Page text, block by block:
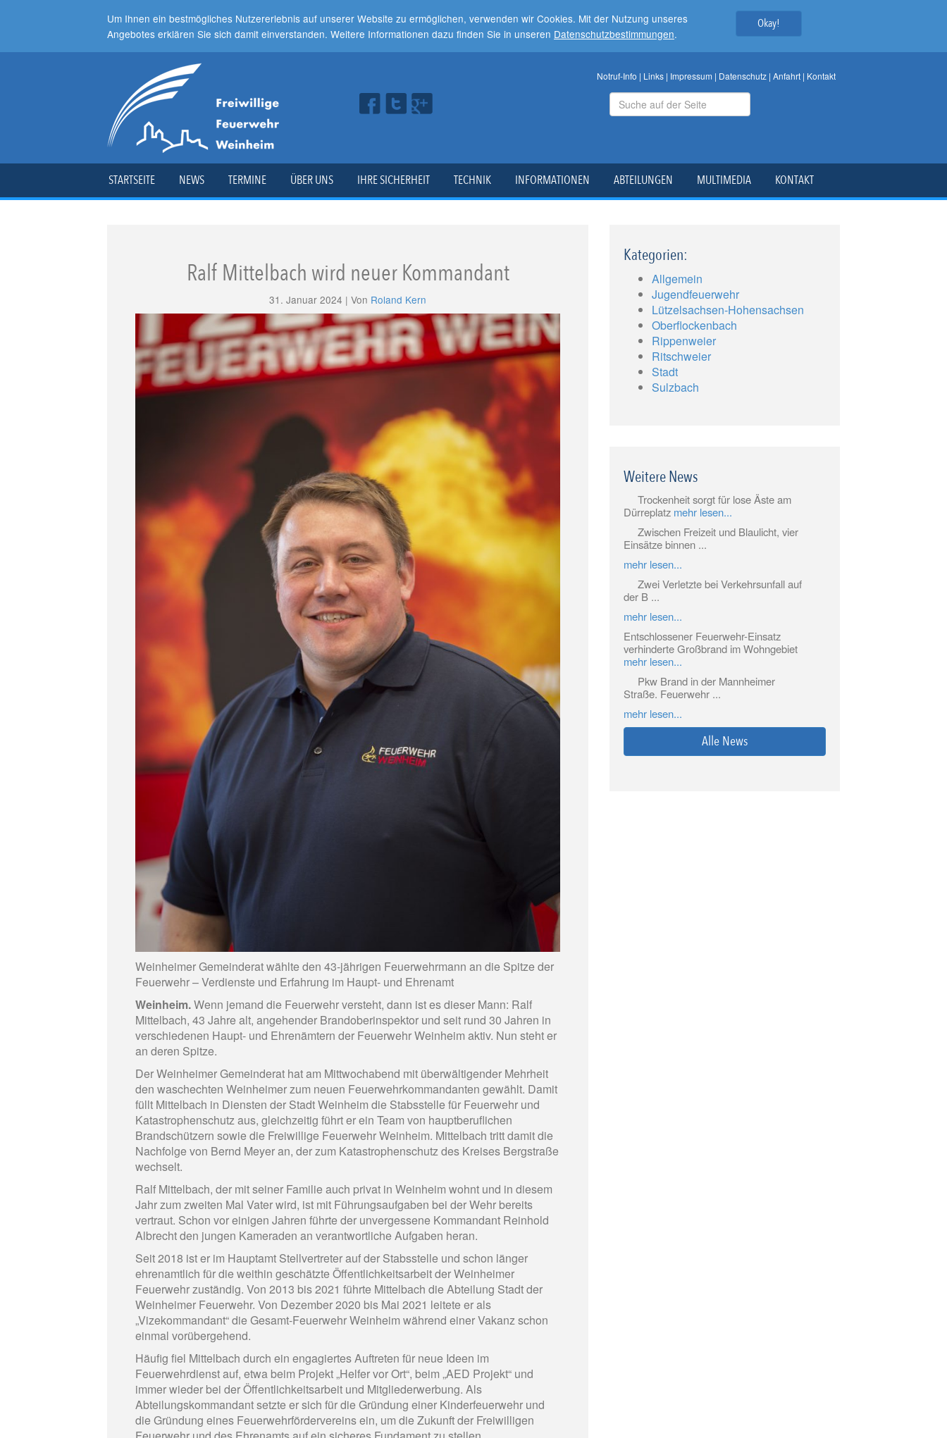
Um Ihnen ein bestmögliches Nutzererlebnis auf unserer Website zu ermöglichen, verwenden wir Cookies. Mit der Nutzung unseres
Angebotes erklären Sie sich damit einverstanden. Weitere Informationen dazu finden Sie in unseren Datenschutzbestimmungen.
Okay!
Notruf-Info | Links| Impressum | Datenschutz| Anfahrt| Kontakt
STARTSEITE NEWS TERMINE ÜBER UNS IHRE SICHERHEIT TECHNIK INFORMATIONEN ABTEILUNGEN MULTIMEDIA KONTAKT
Ralf Mittelbach wird neuer Kommandant
31. Januar 2024 | Von Roland Kern
Weinheimer Gemeinderat wählte den 43-jährigen Feuerwehrmann an die Spitze der
Feuerwehr – Verdienste und Erfahrung im Haupt- und Ehrenamt
Weinheim.Wenn jemand die Feuerwehr versteht, dann ist es dieser Mann: Ralf
Mittelbach, 43 Jahre alt, angehender Brandoberinspektor und seit rund 30 Jahren in
verschiedenen Haupt- und Ehrenämtern der Feuerwehr Weinheim aktiv. Nun steht er
an deren Spitze.
Der Weinheimer Gemeinderat hat am Mittwochabend mit überwältigender Mehrheit
den waschechten Weinheimer zum neuen Feuerwehrkommandanten gewählt. Damit
füllt Mittelbach in Diensten der Stadt Weinheim die Stabsstelle für Feuerwehr und
Katastrophenschutz aus, gleichzeitig führt er ein Team von hauptberuflichen
Brandschützern sowie die Freiwillige Feuerwehr Weinheim. Mittelbach tritt damit die
Nachfolge von Bernd Meyer an, der zum Katastrophenschutz des Kreises Bergstraße
wechselt.
Ralf Mittelbach, der mit seiner Familie auch privat in Weinheim wohnt und in diesem
Jahr zum zweiten Mal Vater wird, ist mit Führungsaufgaben bei der Wehr bereits
vertraut. Schon vor einigen Jahren führte der unvergessene Kommandant Reinhold
Albrecht den jungen Kameraden an verantwortliche Aufgaben heran.
Seit 2018 ist er im Hauptamt Stellvertreter auf der Stabsstelle und schon länger
ehrenamtlich für die weithin geschätzte Öffentlichkeitsarbeit der Weinheimer
Feuerwehr zuständig. Von 2013 bis 2021 führte Mittelbach die Abteilung Stadt der
Weinheimer Feuerwehr. Von Dezember 2020 bis Mai 2021 leitete er als
„Vizekommandant“ die Gesamt-Feuerwehr Weinheim während einer Vakanz schon
einmal vorübergehend.
Häufig fiel Mittelbach durch ein engagiertes Auftreten für neue Ideen im
Feuerwehrdienst auf, etwa beim Projekt „Helfer vor Ort“, beim „AED Projekt“ und
immer wieder bei der Öffentlichkeitsarbeit und Mitgliederwerbung. Als
Abteilungskommandant setzte er sich für die Gründung einer Kinderfeuerwehr und
die Gründung eines Feuerwehrfördervereins ein, um die Zukunft der Freiwilligen
Kategorien:
Allgemein
Jugendfeuerwehr
Lützelsachsen-Hohensachsen
Oberflockenbach
Rippenweier
Ritschweier
Stadt
Sulzbach
Weitere News
Trockenheit sorgt für lose Äste am
Dürreplatz mehr lesen...
Zwischen Freizeit und Blaulicht, vier
Einsätze binnen ...
mehr lesen...
Zwei Verletzte bei Verkehrsunfall auf
der B ...
mehr lesen...
Entschlossener Feuerwehr-Einsatz
verhinderte Großbrand im Wohngebiet
mehr lesen...
Pkw Brand in der Mannheimer
Straße. Feuerwehr ...
mehr lesen...
Alle News